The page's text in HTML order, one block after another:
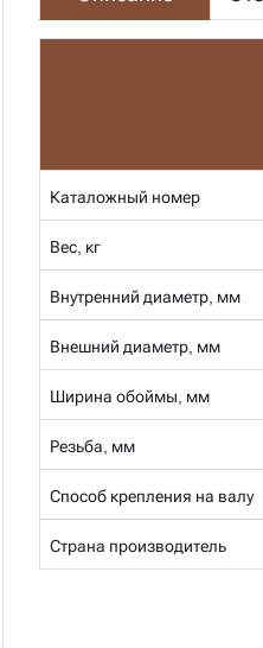
Каталожный номер
Вес, кг
Внутренний диаметр, мм
Внешний диаметр, мм
Ширина обоймы, мм
Резьба, мм
Способ крепления на валу
Страна производитель